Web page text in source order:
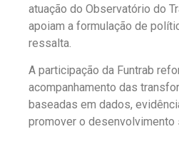
atuação do Observatório do
apoiam a formulação de
ressalta.
A participação da Funtrab
acompanhamento das
baseadas em dados,
promover o desenvolvimento